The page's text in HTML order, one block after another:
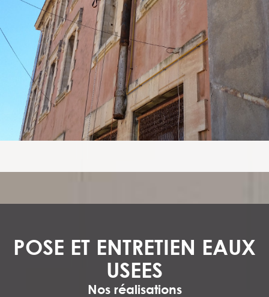
POSE ET ENTRETIEN EAUX
USEES
Nos réalisations